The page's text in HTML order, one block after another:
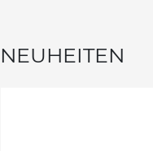
NEUHEITEN